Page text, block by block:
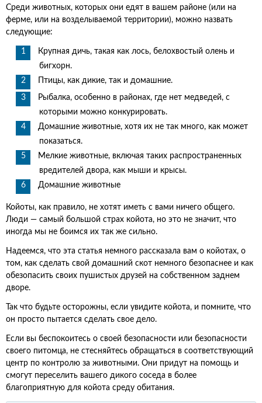
Среди животных, которых они едят в вашем районе (или на
ферме, или на возделываемой территории), можно назвать
следующие:
Крупная дичь, такая как лось, белохвостый олень и
бигхорн.
Птицы, как дикие, так и домашние.
Рыбалка, особенно в районах, где нет медведей, с
которыми можно конкурировать.
Домашние животные, хотя их не так много, как может
показаться.
Мелкие животные, включая таких распространенных
вредителей двора, как мыши и крысы.
Домашние животные
Койоты, как правило, не хотят иметь с вами ничего общего.
Люди — самый большой страх койота, но это не значит, что
иногда мы не боимся их так же сильно.
Надеемся, что эта статья немного рассказала вам о койотах, о
том, как сделать свой домашний скот немного безопаснее и как
обезопасить своих пушистых друзей на собственном заднем
дворе.
Так что будьте осторожны, если увидите койота, и помните, что
он просто пытается сделать свое дело.
Если вы беспокоитесь о своей безопасности или безопасности
своего питомца, не стесняйтесь обращаться в соответствующий
центр по контролю за животными. Они придут на помощь и
смогут переселить вашего дикого соседа в более
благоприятную для койота среду обитания.